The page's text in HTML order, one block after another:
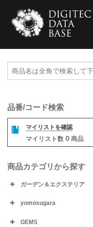
品番/コード検索
マイリストを確認
マイリスト数 0 商品
商品カテゴリから探す
ガーデン＆エクステリア
yomosugara
GEMS